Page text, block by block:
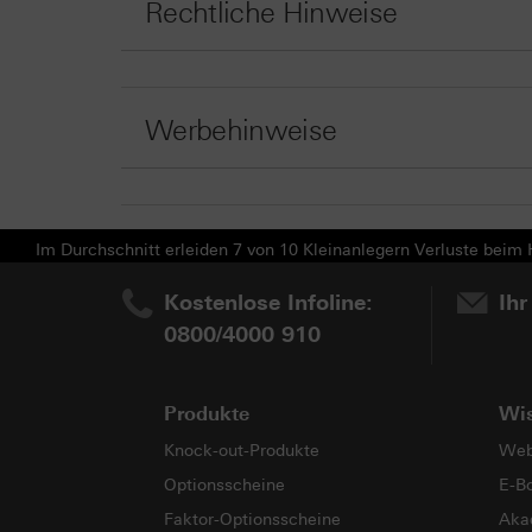
Rechtliche Hinweise
Werbehinweise
Im Durchschnitt erleiden 7 von 10 Kleinanlegern Verluste
Kostenlose Infoline:
0800/4000 910
Produkte
Knock-out-Produkte
Optionsscheine
Faktor-Optionsscheine
E-